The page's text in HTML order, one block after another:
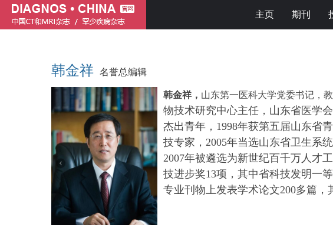
主页 期刊
韩金祥 名誉总编辑
韩金祥， 山东第一医科大学党委书记 ，
物技术研究中心主任 ， 山东省医学
杰出青年，1998年获第五届山东省
技专家，2005年当选山东省卫生系
2007年被遴选为新世纪百千万人才
技进步奖13项，其中省科技发明一
专业刊物上发表学术论文200多篇，